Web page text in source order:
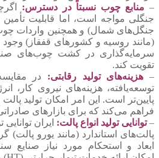
– منابع چوب نسبتاً در دسترس:
جنگلی مواجه است، اما قابلیت تأمین
جنگل‌های شمال) و همچنین واردات
(مانند روسیه و کشورهای قفقاز) وجود
سرمایه‌گذاری در کشت چوب‌های
تقویت کند.
– هزینه‌های تولید رقابتی: در
توسعه‌یافته، هزینه‌های نیروی کار،
پایین‌تر است. این امر امکان تولید پالت
فراهم می‌کند که برای بازارهای
–توانایی تولید انواع پالت: ایران
پالت‌های استاندارد (مانند یورو پالت)
ابعاد و استحکام مورد نیاز صنایع